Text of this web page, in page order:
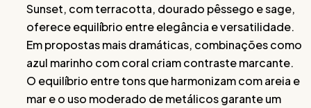
Sunset, com terracotta, dourado pêssego e sage,
oferece equilíbrio entre elegância e versatilidade.
Em propostas mais dramáticas, combinações como
azul marinho com coral criam contraste marcante.
O equilíbrio entre tons que harmonizam com areia e
mar e o uso moderado de metálicos garante um